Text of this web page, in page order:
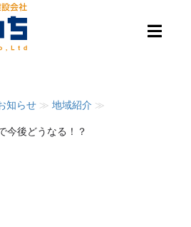
知らせ ≫ 地域紹介 ≫
今後どうなる！？